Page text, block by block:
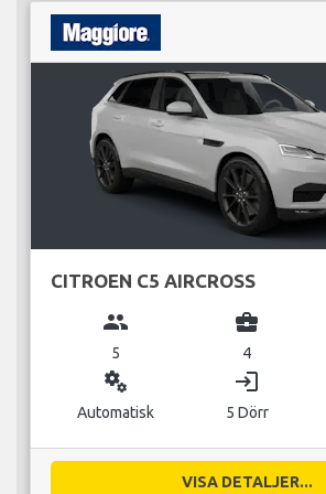
CITROEN C5 AIRCROSS
group
5
business_center
4
miscellaneous_services
Automatisk
login
5 Dörr
VISA DETALJER...